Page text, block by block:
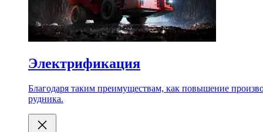
Электрификация
Благодаря таким преимуществам, как повышение
рудника.